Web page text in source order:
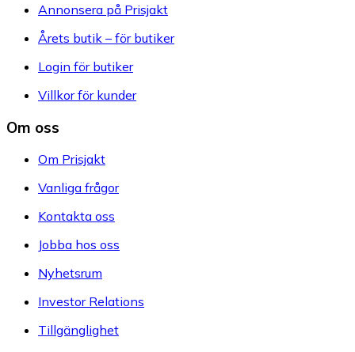
Annonsera på Prisjakt
Årets butik – för butiker
Login för butiker
Villkor för kunder
Om oss
Om Prisjakt
Vanliga frågor
Kontakta oss
Jobba hos oss
Nyhetsrum
Investor Relations
Tillgänglighet